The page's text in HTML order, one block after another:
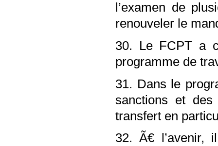
l’examen de
renouveler le
30. Le FCPT a
programme de
31. Dans le
sanctions et
transfert en
32. Ã€ l’avenir,